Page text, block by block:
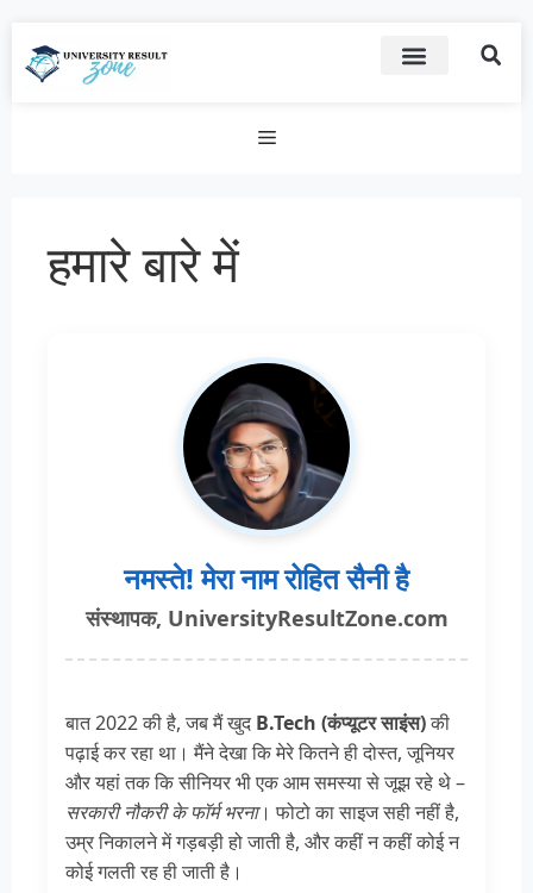
हमारे बारे में
नमस्ते! मेरा नाम रोहित सैनी है
संस्थापक, UniversityResultZone.com
बात 2022 की है, जब मैं खुदB.Tech (कंप्यूटर साइंस)की
पढ़ाई कर रहा था। मैंने देखा कि मेरे कितने ही दोस्त, जूनियर
और यहां तक कि सीनियर भी एक आम समस्या से जूझ रहे थे –
सरकारी नौकरी के फॉर्म भरना। फोटो का साइज सही नहीं है,
उम्र निकालने में गड़बड़ी हो जाती है, और कहीं न कहीं कोई न
कोई गलती रह ही जाती है।